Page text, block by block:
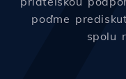
poďme
spolu